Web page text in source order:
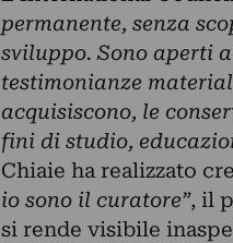
permanente, senza
sviluppo. Sono aperti
testimonianze
acquisiscono, le
fini di studio,
Chiaie ha realizzato
io sono il curatore”, il
si rende visibile